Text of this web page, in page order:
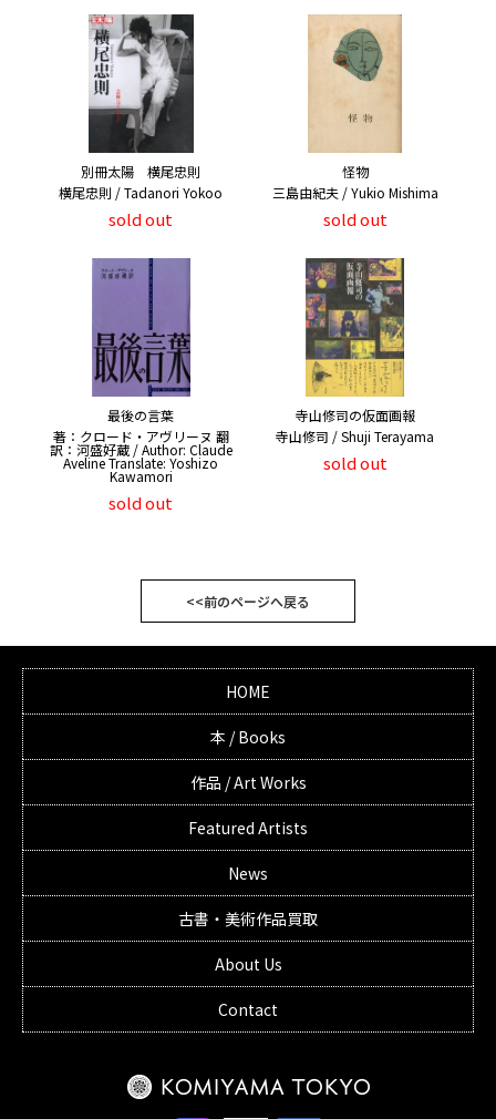
別冊太陽 横尾忠則
横尾忠則 / Tadanori Yokoo
sold out
怪物
三島由紀夫 / Yukio Mishima
sold out
最後の言葉
著：クロード・アヴリーヌ 翻
訳：河盛好蔵 / Author: Claude
Aveline Translate: Yoshizo
Kawamori
sold out
寺山修司の仮面画報
寺山修司 / Shuji Terayama
sold out
<<前のページへ戻る
HOME
本 / Books
作品 / Art Works
Featured Artists
News
古書・美術作品買取
About Us
Contact